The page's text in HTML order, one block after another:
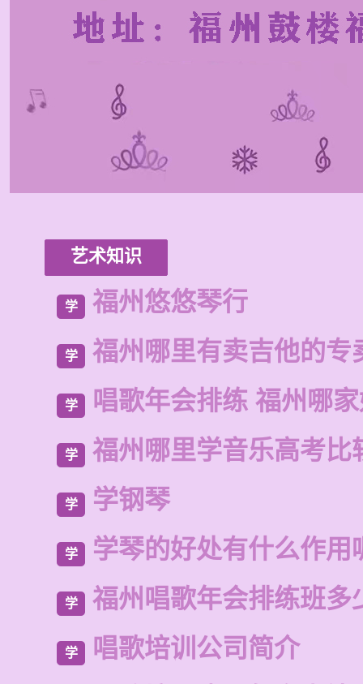
艺术知识
学 福州悠悠琴行
学 福州哪里有卖吉他的专
学 唱歌年会排练 福州哪
学 福州哪里学音乐高考比
学 学钢琴
学 学琴的好处有什么作用
学 福州唱歌年会排练班多
学
唱歌培训公司简介